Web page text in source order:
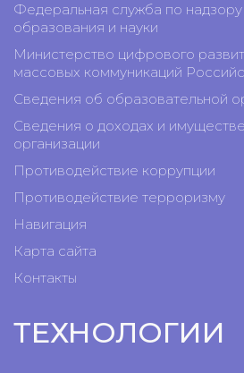
Федеральная служба по
образования и науки
Министерство цифрового
массовых коммуникаций
Сведения об образовательной
Сведения о доходах и
организации
Противодействие коррупции
Противодействие терроризму
Навигация
Карта сайта
Контакты
ТЕХНОЛОГИИ